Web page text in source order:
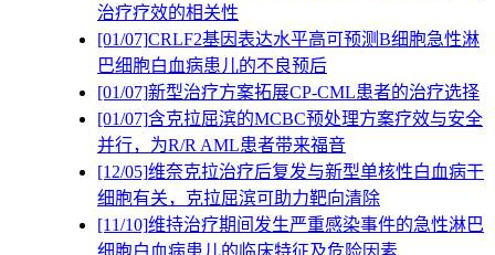
治疗疗效的相关性
[01/07]CRLF2基因表达水平高可预测B细胞急性淋
巴细胞白血病患儿的不良预后
[01/07]新型治疗方案拓展CP-CML患者的治疗选择
[01/07]含克拉屈滨的MCBC预处理方案疗效与安全
并行，为R/R AML患者带来福音
[12/05]维奈克拉治疗后复发与新型单核性白血病干
细胞有关，克拉屈滨可助力靶向清除
[11/10]维持治疗期间发生严重感染事件的急性淋巴
细胞白血病患儿的临床特征及危险因素